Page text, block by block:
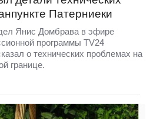
Патерниеки
Янис Домбрава в эфире
программы TV24
о технических проблемах на
границе.